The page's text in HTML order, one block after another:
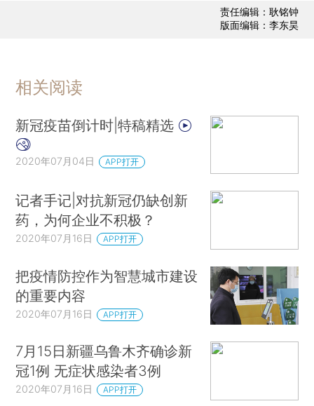
责任编辑：耿铭钟
版面编辑：李东昊
相关阅读
新冠疫苗倒计时|特稿精选
2020年07月04日 APP打开
记者手记|对抗新冠仍缺创新
药，为何企业不积极？
2020年07月16日 APP打开
把疫情防控作为智慧城市建设
的重要内容
2020年07月16日 APP打开
7月15日新疆乌鲁木齐确诊新
冠1例 无症状感染者3例
2020年07月16日 APP打开